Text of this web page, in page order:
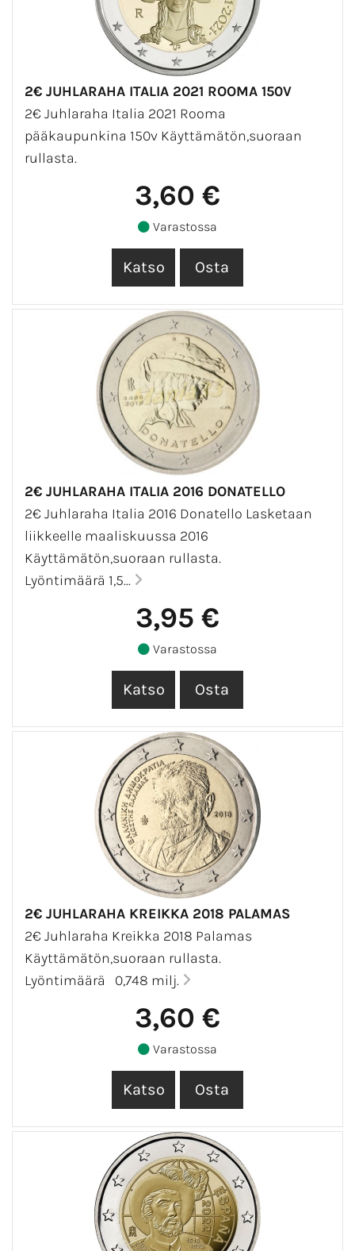
2€ JUHLARAHA ITALIA 2021 ROOMA 150V
2€ Juhlaraha Italia 2021 Rooma
pääkaupunkina 150v Käyttämätön,suoraan
rullasta.
3,60 €
Varastossa
2€ JUHLARAHA ITALIA 2016 DONATELLO
2€ Juhlaraha Italia 2016 Donatello Lasketaan
liikkeelle maaliskuussa 2016
Käyttämätön,suoraan rullasta.
Lyöntimäärä 1,5...
3,95 €
Varastossa
2€ JUHLARAHA KREIKKA 2018 PALAMAS
2€ Juhlaraha Kreikka 2018 Palamas
Käyttämätön,suoraan rullasta.
Lyöntimäärä 0,748 milj.
3,60 €
Varastossa